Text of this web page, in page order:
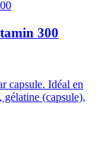
300
capsule. Idéal en
(capsule),